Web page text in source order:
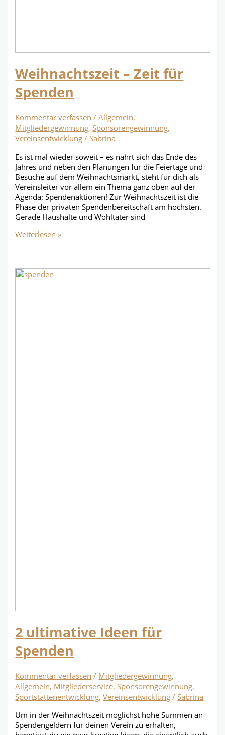
Weihnachtszeit – Zeit für
Spenden
Kommentar verfassen /Allgemein,
Mitgliedergewinnung,Sponsorengewinnung,
Vereinsentwicklung /Sabrina
Es ist mal wieder soweit – es nährt sich das Ende des
Jahres und neben den Planungen für die Feiertage und
Besuche auf dem Weihnachtsmarkt, steht für dich als
Vereinsleiter vor allem ein Thema ganz oben auf der
Agenda: Spendenaktionen! Zur Weihnachtszeit ist die
Phase der privaten Spendenbereitschaft am höchsten.
Gerade Haushalte und Wohltäter sind
Weihnachtszeit
Spenden
Weiterlesen »
2 ultimative Ideen für
Spenden
Kommentar verfassen / Mitgliedergewinnung,
Allgemein, Mitgliederservice,Sponsorengewinnung,
Sportstättenentwicklung,Vereinsentwicklung /Sabrina
Um in der Weihnachtszeit möglichst hohe Summen an
Spendengeldern für deinen Verein zu erhalten,